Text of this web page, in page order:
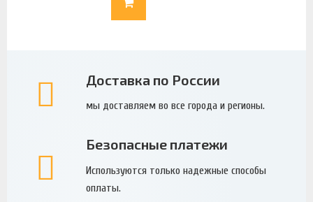
Доставка по России
мы доставляем во все города и регионы.
Безопасные платежи
Используются только надежные способы
оплаты.